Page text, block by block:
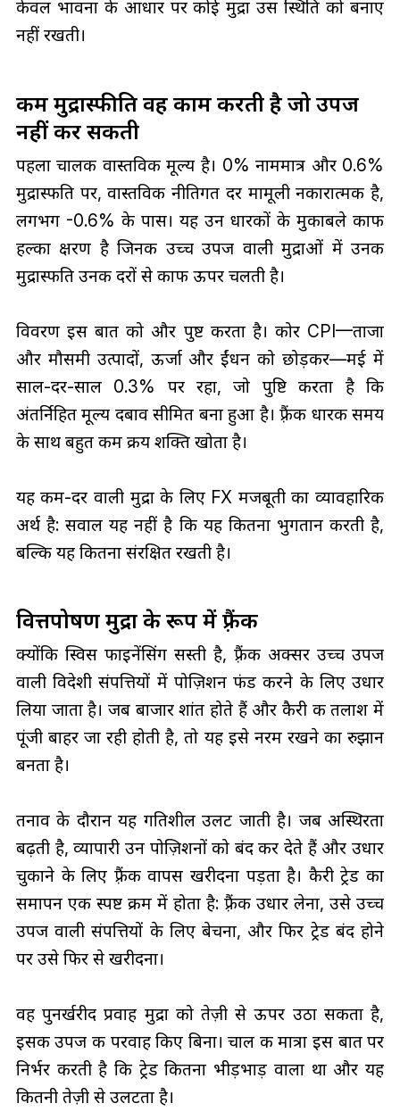
केवल भावना के आधार पर कोई मुद्रा उस स्थिति को बनाए
नहीं रखती।
कम मुद्रास्फीति वह काम करती है जो उपज
नहीं कर सकती
पहला चालक वास्तविक मूल्य है। 0% नाममात्र और 0.6%
मुद्रास्फीति पर, वास्तविक नीतिगत दर मामूली नकारात्मक है,
लगभग -0.6% के पास। यह उन धारकों के मुकाबले काफी
हल्का क्षरण है जिनकी उच्च उपज वाली मुद्राओं में उनकी
मुद्रास्फीति उनकी दरों से काफी ऊपर चलती है।
विवरण इस बात को और पुष्ट करता है। कोर CPI—ताजा
और मौसमी उत्पादों, ऊर्जा और ईंधन को छोड़कर—मई में
साल-दर-साल 0.3% पर रहा, जो पुष्टि करता है कि
अंतर्निहित मूल्य दबाव सीमित बना हुआ है। फ़्रैंक धारक समय
के साथ बहुत कम क्रय शक्ति खोता है।
यह कम-दर वाली मुद्रा के लिए FX मजबूती का व्यावहारिक
अर्थ है: सवाल यह नहीं है कि यह कितना भुगतान करती है,
बल्कि यह कितना संरक्षित रखती है।
वित्तपोषण मुद्रा के रूप में फ़्रैंक
क्योंकि स्विस फाइनेंसिंग सस्ती है, फ़्रैंक अक्सर उच्च उपज
वाली विदेशी संपत्तियों में पोज़िशन फंड करने के लिए उधार
लिया जाता है। जब बाजार शांत होते हैं और कैरी की तलाश में
पूंजी बाहर जा रही होती है, तो यह इसे नरम रखने का रुझान
बनता है।
तनाव के दौरान यह गतिशील उलट जाती है। जब अस्थिरता
बढ़ती है, व्यापारी उन पोज़िशनों को बंद कर देते हैं और उधार
चुकाने के लिए फ़्रैंक वापस खरीदना पड़ता है। कैरी ट्रेड का
समापन एक स्पष्ट क्रम में होता है: फ़्रैंक उधार लेना, उसे उच्च
उपज वाली संपत्तियों के लिए बेचना, और फिर ट्रेड बंद होने
पर उसे फिर से खरीदना।
वह पुनर्खरीद प्रवाह मुद्रा को तेज़ी से ऊपर उठा सकता है,
इसकी उपज की परवाह किए बिना। चाल की मात्रा इस बात पर
निर्भर करती है कि ट्रेड कितना भीड़भाड़ वाला था और यह
कितनी तेज़ी से उलटता है।